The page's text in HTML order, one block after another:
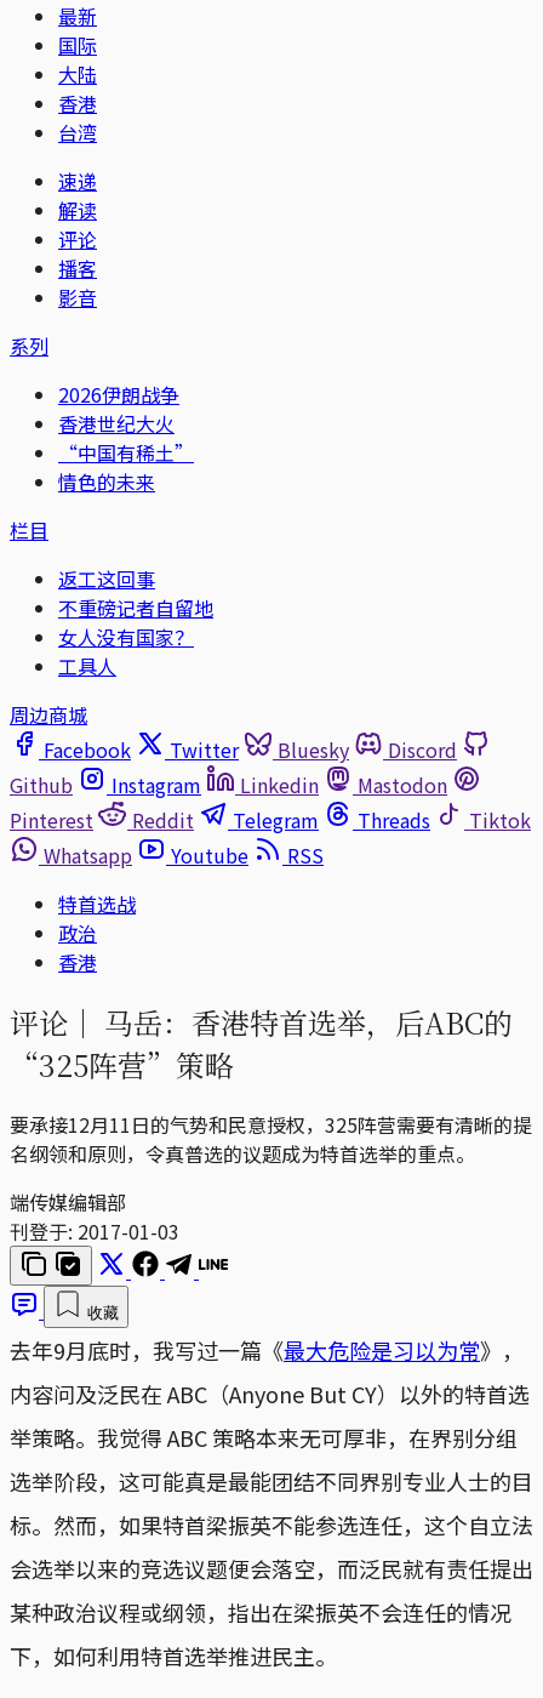
最新
国际
大陆
香港
台湾
速递
解读
评论
播客
影音
系列
2026伊朗战争
香港世纪大火
“中国有稀土”
情色的未来
栏目
返工这回事
不重磅记者自留地
女人没有国家？
工具人
周边商城
Facebook
Twitter Bluesky
Discord
Github
Instagram Linkedin
Mastodon
Pinterest
Reddit Telegram Threads
Tiktok
Whatsapp
Youtube
RSS
特首选战
政治
香港
评论｜ 马岳：香港特首选举，后ABC的
“325阵营”策略
要承接12月11日的气势和民意授权，325阵营需要有清晰的提
名纲领和原则，令真普选的议题成为特首选举的重点。
端传媒编辑部
刊登于: 2017-01-03
收藏
去年9月底时，我写过一篇《最大危险是习以为常》，
内容问及泛民在 ABC（Anyone But CY）以外的特首选
举策略。我觉得 ABC 策略本来无可厚非，在界别分组
选举阶段，这可能真是最能团结不同界别专业人士的目
标。然而，如果特首梁振英不能参选连任，这个自立法
会选举以来的竞选议题便会落空，而泛民就有责任提出
某种政治议程或纲领，指出在梁振英不会连任的情况
下，如何利用特首选举推进民主。